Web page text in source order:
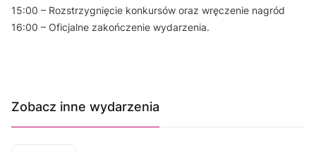
15:00 – Rozstrzygnięcie konkursów oraz wręczenie nagród
16:00 – Oficjalne zakończenie wydarzenia.
Zobacz inne wydarzenia